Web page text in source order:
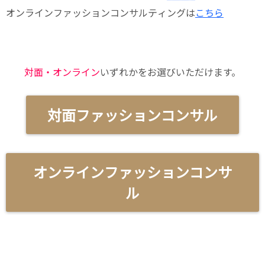
オンラインファッションコンサルティングはこちら
対面・オンラインいずれかをお選びいただけます。
対面ファッションコンサル
オンラインファッションコンサ
ル